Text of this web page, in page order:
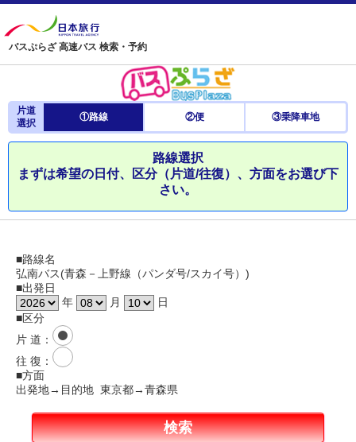
バスぷらざ 高速バス 検索・予約
片道
選択
①路線 ②便 ③乗降車地
路線選択
まずは希望の日付、区分（片道/往復）、方面をお選び下
さい。
■路線名
弘南バス(青森－上野線（パンダ号/スカイ号）)
■出発日
年
月
日
■区分
片 道 ：
往 復 ：
■方面
出発地→目的地 東京都→青森県